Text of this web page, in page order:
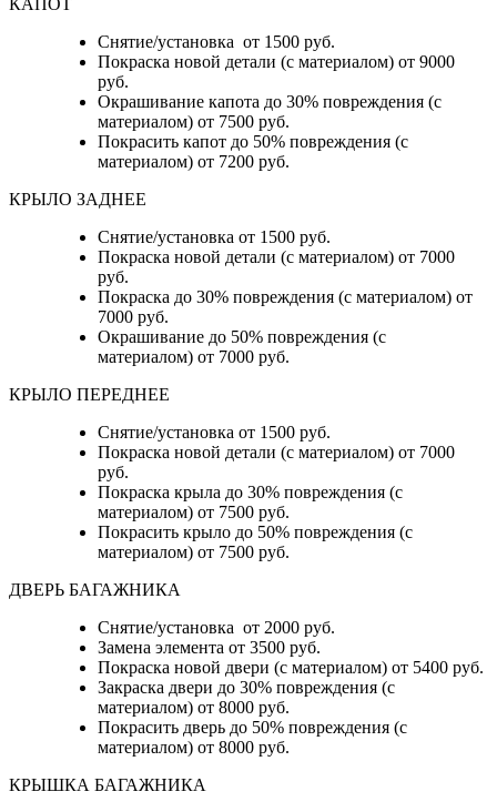
КАПОТ
Снятие/установка от 1500 руб.
Покраска новой детали (с материалом) от 9000
руб.
Окрашивание капота до 30% повреждения (с
материалом) от 7500 руб.
Покрасить капот до 50% повреждения (с
материалом) от 7200 руб.
КРЫЛО ЗАДНЕЕ
Снятие/установка от 1500 руб.
Покраска новой детали (с материалом) от 7000
руб.
Покраска до 30% повреждения (с материалом) от
7000 руб.
Окрашивание до 50% повреждения (с
материалом) от 7000 руб.
КРЫЛО ПЕРЕДНЕЕ
Снятие/установка от 1500 руб.
Покраска новой детали (с материалом) от 7000
руб.
Покраска крыла до 30% повреждения (с
материалом) от 7500 руб.
Покрасить крыло до 50% повреждения (с
материалом) от 7500 руб.
ДВЕРЬ БАГАЖНИКА
Снятие/установка от 2000 руб.
Замена элемента от 3500 руб.
Покраска новой двери (с материалом) от 5400 руб.
Закраска двери до 30% повреждения (с
материалом) от 8000 руб.
Покрасить дверь до 50% повреждения (с
материалом) от 8000 руб.
КРЫШКА БАГАЖНИКА